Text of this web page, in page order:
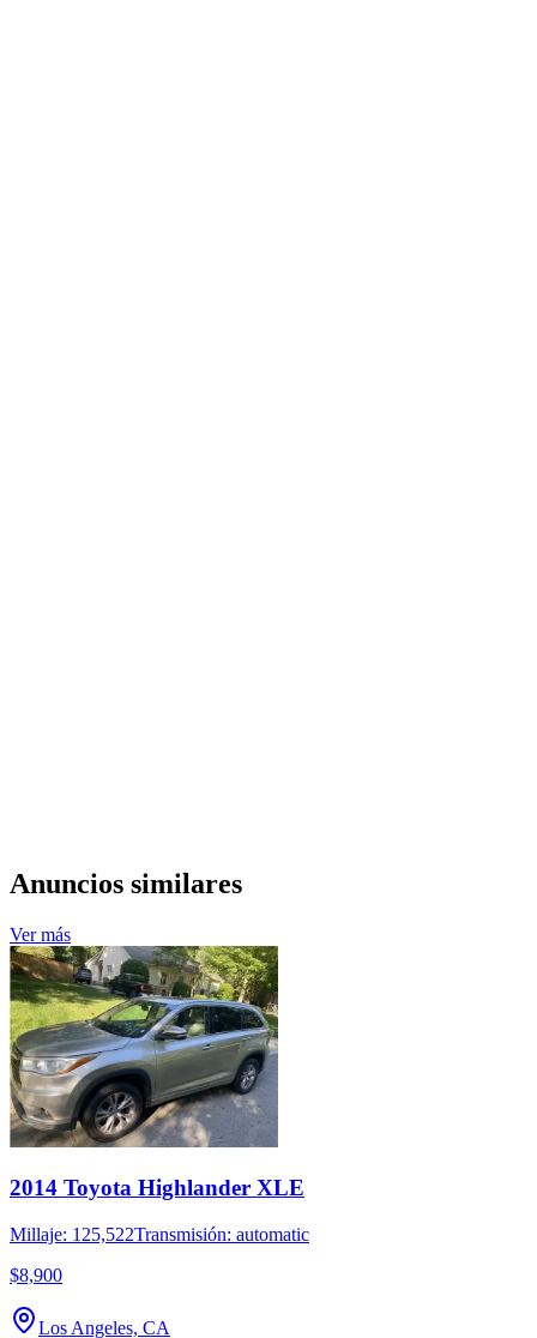
Anuncios similares
Ver más
2014 Toyota Highlander XLE
Millaje: 125,522Transmisión: automatic
$8,900
Los Angeles, CA